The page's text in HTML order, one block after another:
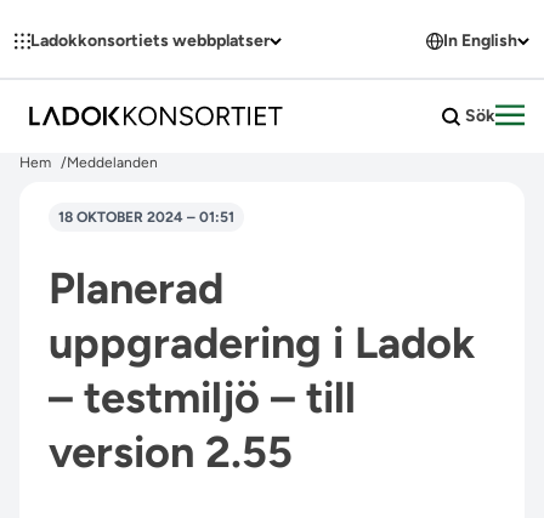
Ladokkonsortiets webbplatser In English
Sök
Hem Meddelanden
18 OKTOBER 2024 – 01:51
Planerad
uppgradering i Ladok
– testmiljö – till
version 2.55